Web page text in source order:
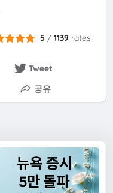
5 /1139 rates
Tweet
공유